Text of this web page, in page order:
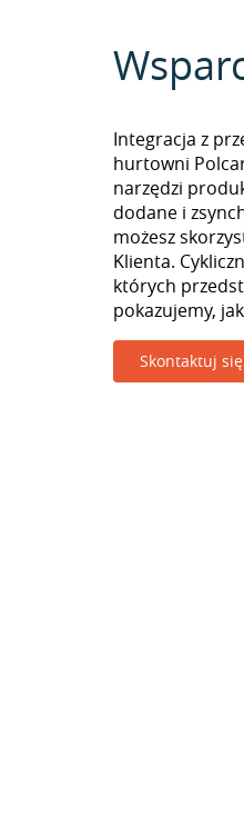
Integracja z
hurtowni
narzędzi
dodane i
możesz
Klienta.
których
pokazujemy,
Skontaktuj